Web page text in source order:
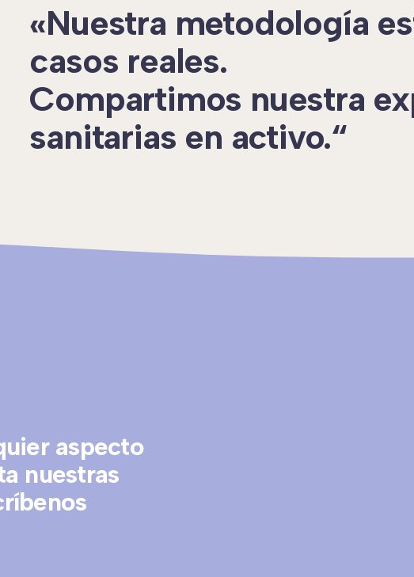
«Nuestra metodología
casos reales.
Compartimos nuestra
sanitarias en activo.“
aspecto
nuestras